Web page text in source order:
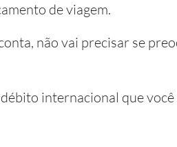
de viagem.
não vai precisar se
internacional que